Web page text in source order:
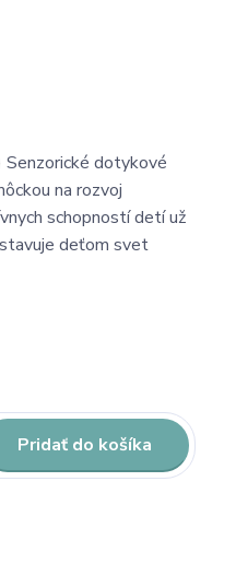
dotykové
na rozvoj
schopností detí už
deťom svet
Pridať do košíka